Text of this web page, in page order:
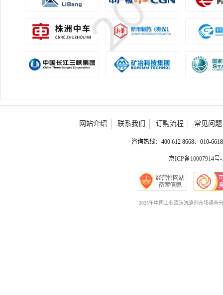
网站介绍 联系我们 订购流程 常见问题
咨询热线：400 612 8668、010-
京ICP备10007914号-
2025年中国工业清洁洗涤剂市场调查